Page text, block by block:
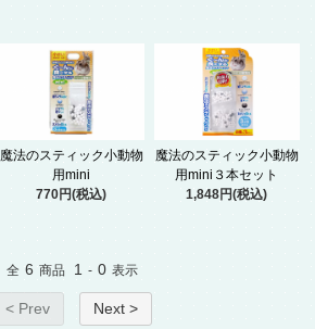
魔法のスティック小動物
用mini
770円(税込)
魔法のスティック小動物
用mini３本セット
1,848円(税込)
全 6 商品 1 - 0 表示
< Prev Next >